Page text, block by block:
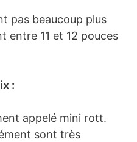
pas beaucoup plus
entre 11 et 12 pouces
:
appelé mini rott.
sont très